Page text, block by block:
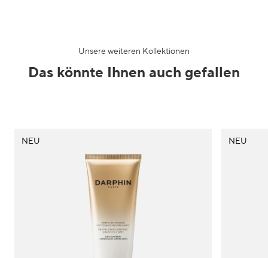
Unsere weiteren Kollektionen
Das könnte Ihnen auch gefallen
NEU NEU